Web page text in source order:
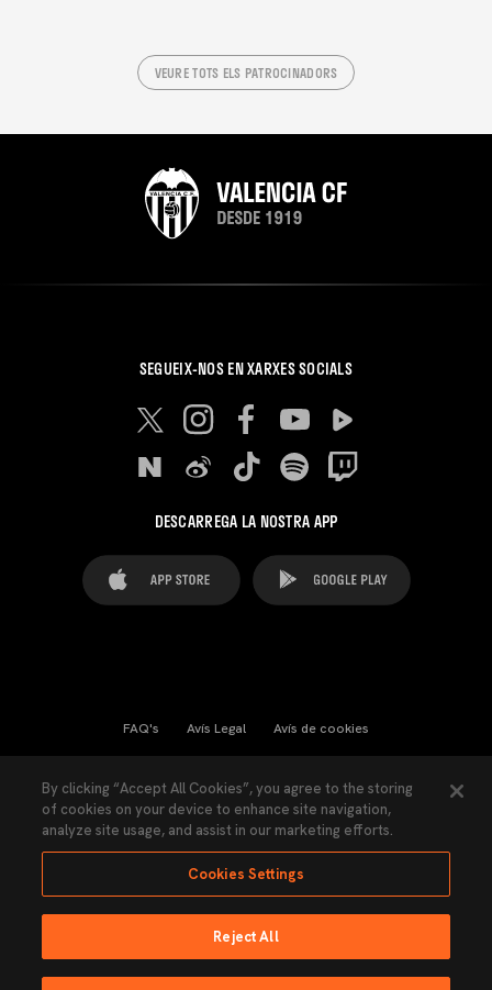
VEURE TOTS ELS PATROCINADORS
SEGUEIX-NOS EN XARXES SOCIALS
DESCARREGA LA NOSTRA APP
FAQ's Avís Legal Avís de cookies
Llei de Transparència Política de Privacitat
Accessibilitat
Ninguna parte de esta página puede ser reproducida sin el permiso del Valencia
By clicking “Accept All Cookies”, you agree to the storing
of cookies on your device to enhance site navigation,
analyze site usage, and assist in our marketing efforts.
Cookies Settings
Reject All